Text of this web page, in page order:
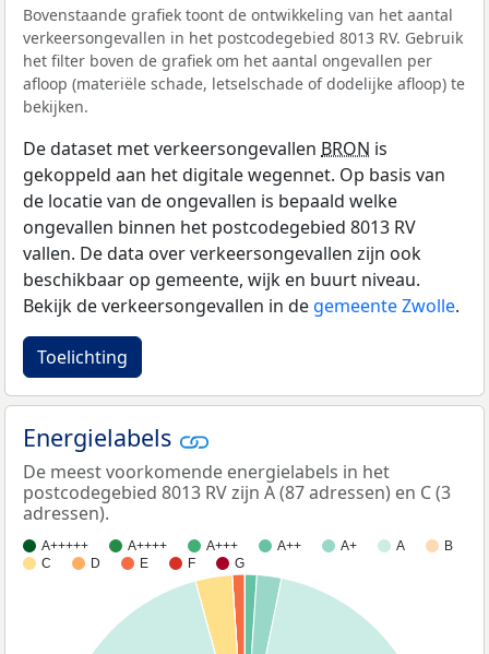
Bovenstaande grafiek toont de ontwikkeling van het aantal
verkeersongevallen in het postcodegebied 8013 RV. Gebruik
het filter boven de grafiek om het aantal ongevallen per
afloop (materiële schade, letselschade of dodelijke afloop) te
bekijken.
De dataset met verkeersongevallen BRON is
gekoppeld aan het digitale wegennet. Op basis van
de locatie van de ongevallen is bepaald welke
ongevallen binnen het postcodegebied 8013 RV
vallen. De data over verkeersongevallen zijn ook
beschikbaar op gemeente, wijk en buurt niveau.
Bekijk de verkeersongevallen in de gemeente Zwolle.
Toelichting
Energielabels
De meest voorkomende energielabels in het
postcodegebied 8013 RV zijn A (87 adressen) en C (3
adressen).
A+++++ A++++ A+++ A++ A+ A
B
C
D E F G